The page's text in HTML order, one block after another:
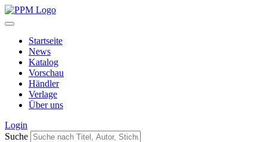
Startseite
News
Katalog
Vorschau
Händler
Verlage
Über uns
Login
Suche